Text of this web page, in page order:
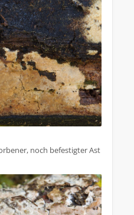
noch befestigter Ast